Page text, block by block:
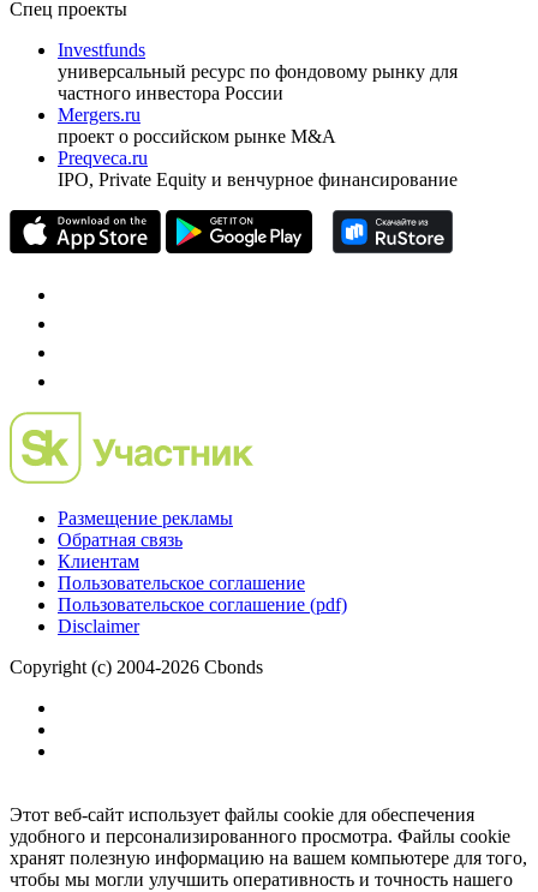
оформить подписку
pro@cbonds.info
Спец проекты
Investfunds
универсальный ресурс по фондовому рынку для
частного инвестора России
проект о российском рынке M&A
Preqveca.ru
Размещение рекламы
Обратная связь
Пользовательское соглашение
Copyright (c) 2004-2026 Cbonds